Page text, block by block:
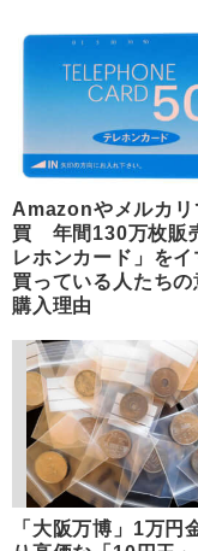
Amazonやメルカリ
買 年間130万枚販
レホンカード」をイ
買っている人たちの
購入理由
「大阪万博」1万円